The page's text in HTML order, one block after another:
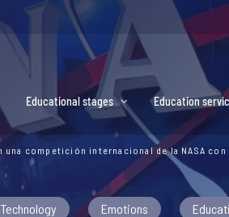
Educational stages Education
una competición internacional de la NASA
Technology Emotions